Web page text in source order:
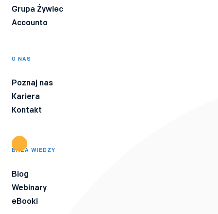
Grupa Żywiec
Accounto
O NAS
Poznaj nas
Kariera
Kontakt
BAZA WIEDZY
Blog
Webinary
eBooki